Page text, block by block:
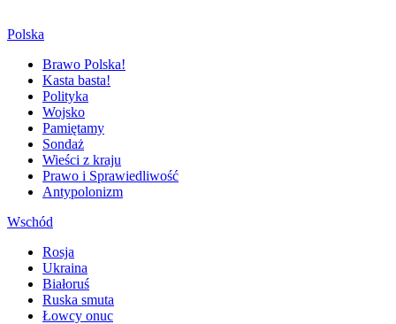
Polska
Brawo Polska!
Kasta basta!
Polityka
Wojsko
Pamiętamy
Sondaż
Wieści z kraju
Prawo i Sprawiedliwość
Antypolonizm
Wschód
Rosja
Ukraina
Białoruś
Ruska smuta
Łowcy onuc